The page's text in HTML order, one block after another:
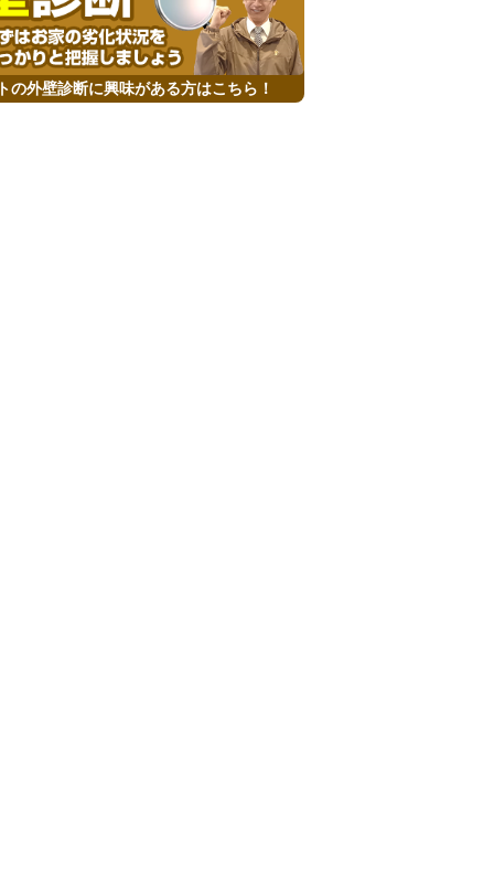
の外壁診断に興味がある方はこちら！